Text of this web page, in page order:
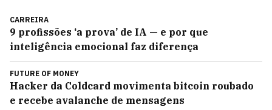
CARREIRA
9 profissões ‘a prova’ de IA — e por que
inteligência emocional faz diferença
FUTURE OF MONEY
Hacker da Coldcard movimenta bitcoin roubado
e recebe avalanche de mensagens